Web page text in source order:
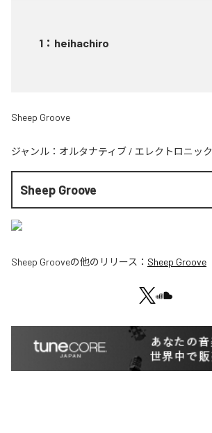
1 ： heihachiro
Sheep Groove
ジャンル： オルタナティブ / エレクトロニック
Sheep Groove
Sheep Grooveの他のリリース： Sheep Groove